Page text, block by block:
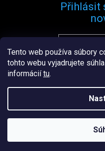
Tento web používa súbory
tohto webu vyjadrujete
informáciítu.
Přihlásit
Vytvořil